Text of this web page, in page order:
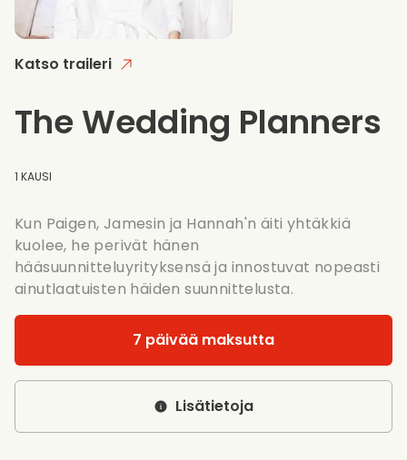
Katso traileri
The Wedding Planners
1 KAUSI
Kun Paigen, Jamesin ja Hannah'n äiti yhtäkkiä
kuolee, he perivät hänen
hääsuunnitteluyrityksensä ja innostuvat nopeasti
ainutlaatuisten häiden suunnittelusta.
7 päivää maksutta
Lisätietoja